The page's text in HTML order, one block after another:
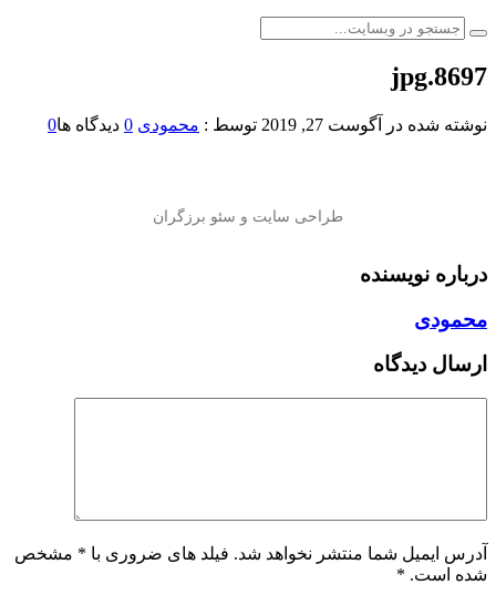
8697.jpg
نوشته شده در آگوست 27, 2019 توسط : محمودی 0 دیدگاه ها0
درباره نویسنده
محمودی
ارسال دیدگاه
آدرس ایمیل شما منتشر نخواهد شد. فیلد های ضروری با * مشخص
شده است. *